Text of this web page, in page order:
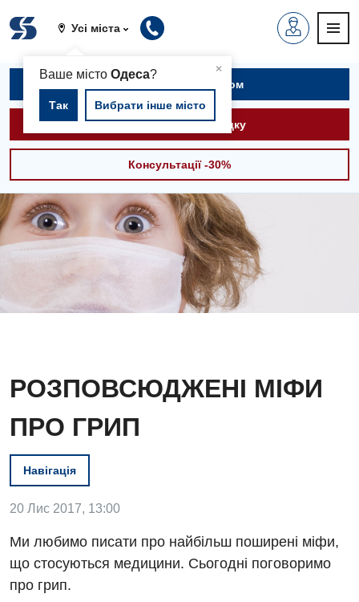
Усі міста
×
Ваше містоОдеса?
Так Вибрати інше місто
Записатися на прийом
Викликати швидку
Консультації -30%
РОЗПОВСЮДЖЕНІ МІФИ
ПРО ГРИП
Навігація
20 Лис 2017, 13:00
Ми любимо писати про найбільш поширені міфи,
що стосуються медицини. Сьогодні поговоримо
про грип.